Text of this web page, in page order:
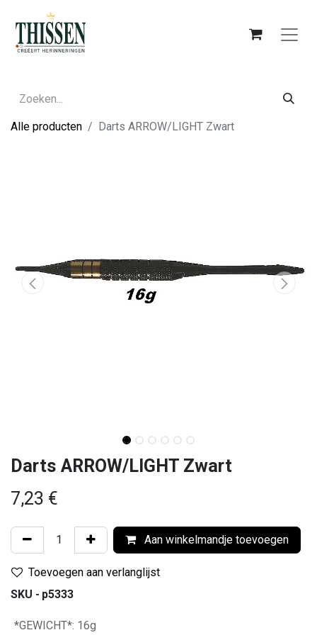
Alle producten Darts ARROW/LIGHT Zwart
Darts ARROW/LIGHT Zwart
7,23 €
Aan winkelmandje toevoegen
Toevoegen aan verlanglijst
SKU - p5333
*GEWICHT*: 16g